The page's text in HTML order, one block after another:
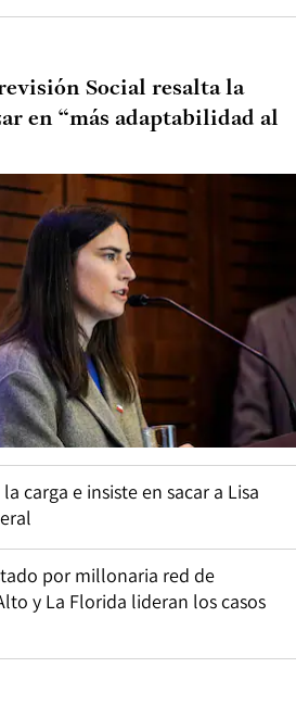
Social resalta la
en “más adaptabilidad al
carga e insiste en sacar a Lisa
por millonaria red de
y La Florida lideran los casos